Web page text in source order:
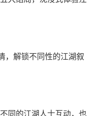
解锁不同性的江湖叙
同的江湖人士互动，也